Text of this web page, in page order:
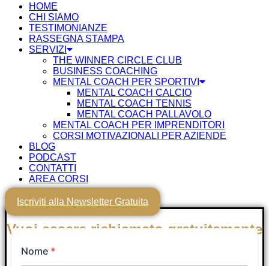
HOME
CHI SIAMO
TESTIMONIANZE
RASSEGNA STAMPA
SERVIZI
THE WINNER CIRCLE CLUB
BUSINESS COACHING
MENTAL COACH PER SPORTIVI
MENTAL COACH CALCIO
MENTAL COACH TENNIS
MENTAL COACH PALLAVOLO
MENTAL COACH PER IMPRENDITORI
CORSI MOTIVAZIONALI PER AZIENDE
BLOG
PODCAST
CONTATTI
AREA CORSI
Iscriviti alla Newsletter Gratuita
Vuoi essere richiamato gratuitamente
nei prossimi minuti da un Tutor
Coach?